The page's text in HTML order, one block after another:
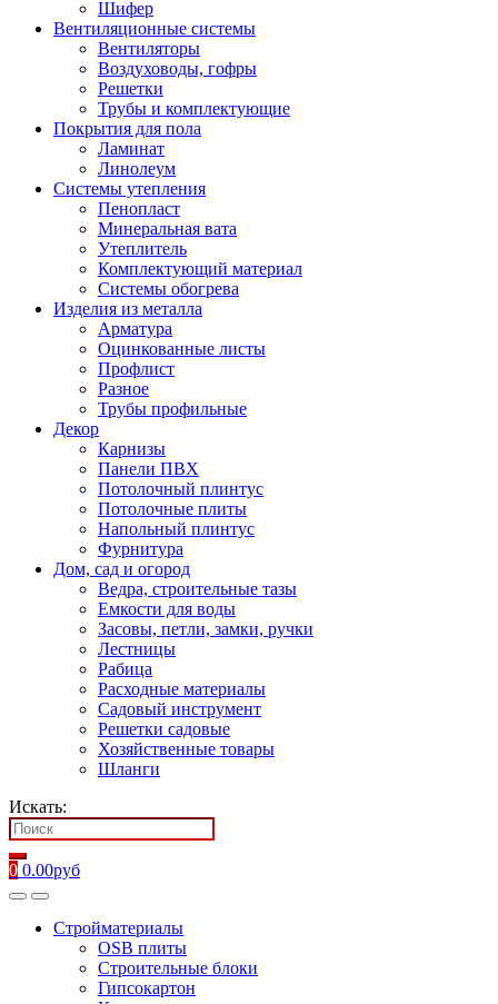
Шифер
Вентиляционные системы
Вентиляторы
Воздуховоды, гофры
Решетки
Трубы и комплектующие
Покрытия для пола
Ламинат
Линолеум
Системы утепления
Пенопласт
Минеральная вата
Утеплитель
Комплектующий материал
Системы обогрева
Изделия из металла
Арматура
Оцинкованные листы
Профлист
Разное
Трубы профильные
Декор
Карнизы
Панели ПВХ
Потолочный плинтус
Потолочные плиты
Напольный плинтус
Фурнитура
Дом, сад и огород
Ведра, строительные тазы
Емкости для воды
Засовы, петли, замки, ручки
Лестницы
Рабица
Расходные материалы
Садовый инструмент
Решетки садовые
Хозяйственные товары
Шланги
Искать:
0 0.00руб
Стройматериалы
OSB плиты
Строительные блоки
Гипсокартон